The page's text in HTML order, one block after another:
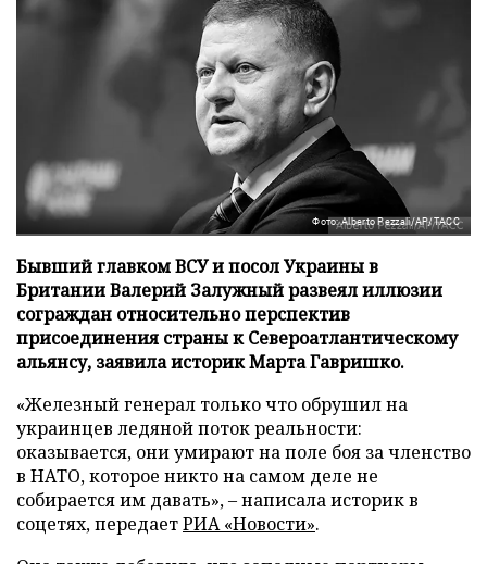
Фото: Alberto Pezzali/AP/ТАСС
Бывший главком ВСУ и посол Украины в
Британии Валерий Залужный развеял иллюзии
сограждан относительно перспектив
присоединения страны к Североатлантическому
альянсу, заявила историк Марта Гавришко.
«Железный генерал только что обрушил на
украинцев ледяной поток реальности:
оказывается, они умирают на поле боя за членство
в НАТО, которое никто на самом деле не
собирается им давать», – написала историк в
соцетях, передаетРИА «Новости».